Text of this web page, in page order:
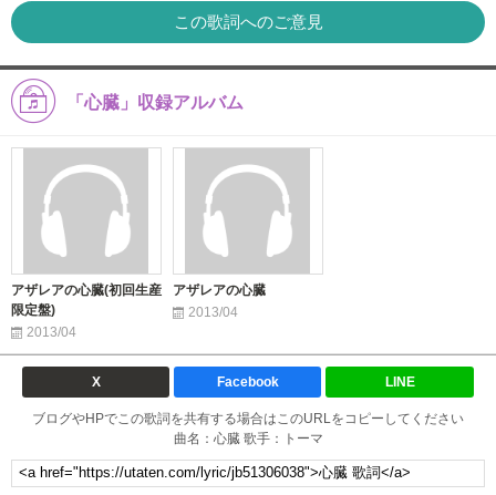
この歌詞へのご意見
「心臓」収録アルバム
アザレアの心臓(初回生産
限定盤)
2013/04
アザレアの心臓
2013/04
X Facebook LINE
ブログやHPでこの歌詞を共有する場合はこのURLをコピーしてください
曲名：心臓 歌手：トーマ